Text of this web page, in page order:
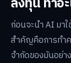
ก่อนจะนำ AI มา
สำคัญคือการทำค
จำกัดของมันอย่า